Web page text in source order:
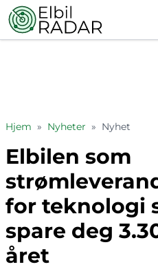
Hjem » Nyheter » Nyhet
Elbilen som
for teknologi
spare deg
året